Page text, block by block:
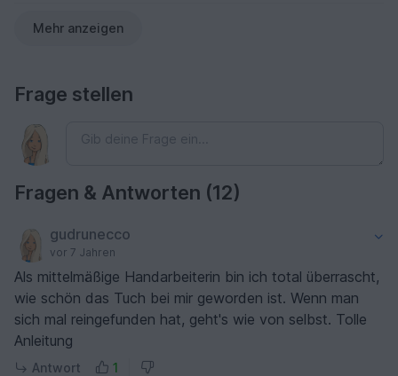
nie den Überblick verliert.
Mehr anzeigen
Frage stellen
Fragen & Antworten (12)
gudrunecco
vor 7 Jahren
Als mittelmäßige Handarbeiterin bin ich total überrascht,
wie schön das Tuch bei mir geworden ist. Wenn man
sich mal reingefunden hat, geht's wie von selbst. Tolle
Anleitung
Antwort 1